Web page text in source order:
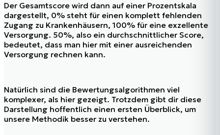
Der Gesamtscore wird dann auf einer Prozentskala
dargestellt, 0% steht für einen komplett fehlenden
Zugang zu Krankenhäusern, 100% für eine exzellente
Versorgung. 50%, also ein durchschnittlicher Score,
bedeutet, dass man hier mit einer ausreichenden
Versorgung rechnen kann.
Natürlich sind die Bewertungsalgorithmen viel
komplexer, als hier gezeigt. Trotzdem gibt dir diese
Darstellung hoffentlich einen ersten Überblick, um
unsere Methodik besser zu verstehen.